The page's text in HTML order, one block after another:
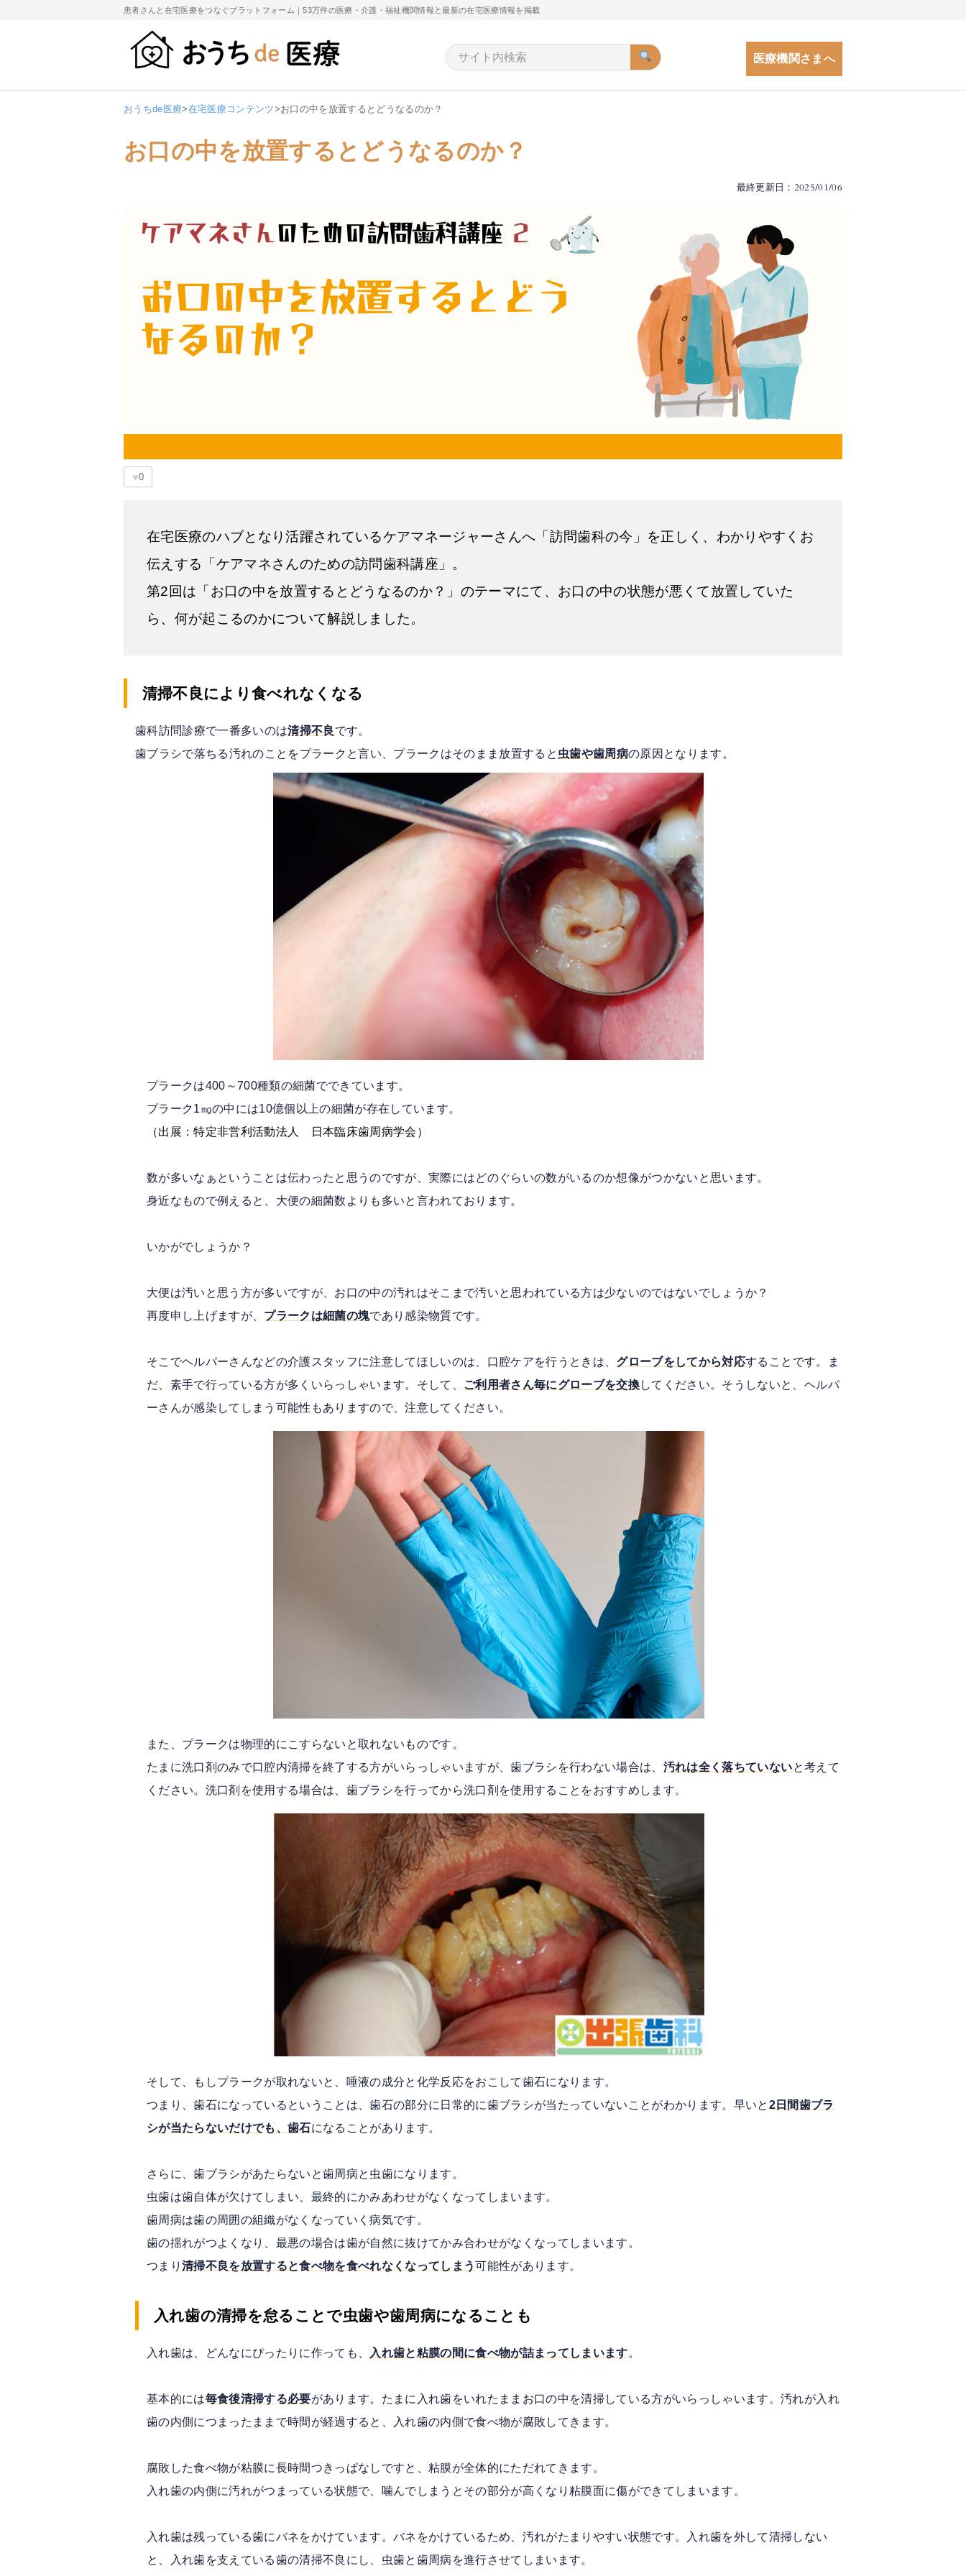
患者さんと在宅医療をつなぐプラットフォーム｜53万件の医療・介護・福祉機関情報と最新の在宅医療情報を掲載
医療機関さまへ
おうちde医療>在宅医療コンテンツ>お口の中を放置するとどうなるのか？
お口の中を放置するとどうなるのか？
最終更新日：2025/01/06
♥0
在宅医療のハブとなり活躍されているケアマネージャーさんへ「訪問歯科の今」を正しく、わかりやすくお
伝えする「ケアマネさんのための訪問歯科講座」。
第2回は「お口の中を放置するとどうなるのか？」のテーマにて、お口の中の状態が悪くて放置していた
ら、何が起こるのかについて解説しました。
清掃不良により食べれなくなる
歯科訪問診療で一番多いのは清掃不良 です。
歯ブラシで落ちる汚れのことをプラークと言い、プラークはそのまま放置すると 虫歯や歯周病の原因となります。
プラークは400～700種類の細菌でできています。
プラーク1㎎の中には10億個以上の細菌が存在しています。
（出展：特定非営利活動法人 日本臨床歯周病学会）
数が多いなぁということは伝わったと思うのですが、実際にはどのぐらいの数がいるのか想像がつかないと思います。
身近なもので例えると、大便の細菌数よりも多いと言われております。
いかがでしょうか？
大便は汚いと思う方が多いですが、お口の中の汚れはそこまで汚いと思われている方は少ないのではないでしょうか？
再度申し上げますが、 プラークは細菌の塊であり感染物質です。
そこでヘルパーさんなどの介護スタッフに注意してほしいのは、口腔ケアを行うときは、 グローブをしてから対応することです。ま
だ、素手で行っている方が多くいらっしゃいます。そして、 ご利用者さん毎にグローブを交換してください。そうしないと、ヘルパ
ーさんが感染してしまう可能性もありますので、注意してください。
また、プラークは物理的にこすらないと取れないものです。
たまに洗口剤のみで口腔内清掃を終了する方がいらっしゃいますが、歯ブラシを行わない場合は、 汚れは全く落ちていないと考えて
ください。洗口剤を使用する場合は、歯ブラシを行ってから洗口剤を使用することをおすすめします。
そして、もしプラークが取れないと、唾液の成分と化学反応をおこして歯石になります。
つまり、歯石になっているということは、歯石の部分に日常的に歯ブラシが当たっていないことがわかります。早いと 2日間歯ブラ
シが当たらないだけでも、歯石になることがあります。
さらに、歯ブラシがあたらないと歯周病と虫歯になります。
虫歯は歯自体が欠けてしまい、最終的にかみあわせがなくなってしまいます。
歯周病は歯の周囲の組織がなくなっていく病気です。
歯の揺れがつよくなり、最悪の場合は歯が自然に抜けてかみ合わせがなくなってしまいます。
つまり清掃不良を放置すると食べ物を食べれなくなってしまう可能性があります。
入れ歯の清掃を怠ることで虫歯や歯周病になることも
入れ歯は、どんなにぴったりに作っても、 入れ歯と粘膜の間に食べ物が詰まってしまいます。
基本的には毎食後清掃する必要があります。たまに入れ歯をいれたままお口の中を清掃している方がいらっしゃいます。汚れが入れ
歯の内側につまったままで時間が経過すると、入れ歯の内側で食べ物が腐敗してきます。
腐敗した食べ物が粘膜に長時間つきっぱなしですと、粘膜が全体的にただれてきます。
入れ歯の内側に汚れがつまっている状態で、噛んでしまうとその部分が高くなり粘膜面に傷ができてしまいます。
入れ歯は残っている歯にバネをかけています。バネをかけているため、汚れがたまりやすい状態です。入れ歯を外して清掃しない
と、入れ歯を支えている歯の清掃不良にし、虫歯と歯周病を進行させてしまいます。